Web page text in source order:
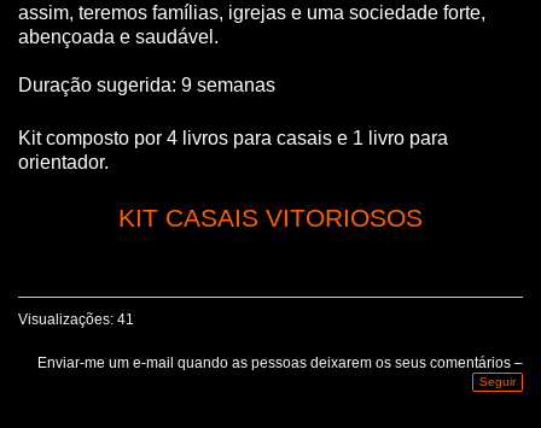
assim, teremos famílias, igrejas e uma sociedade forte,
abençoada e saudável.
Duração sugerida: 9 semanas
Kit composto por 4 livros para casais e 1 livro para
orientador.
KIT CASAIS VITORIOSOS
Visualizações: 41
Enviar-me um e-mail quando as pessoas deixarem os seus comentários –
Seguir